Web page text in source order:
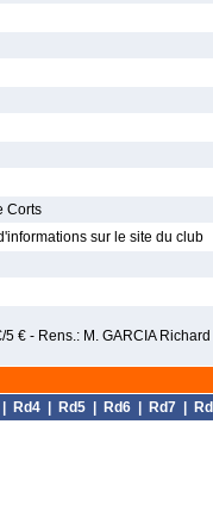
Corts
sur le site du club
€ - Rens.: M. GARCIA Richard
Rd4| Rd5| Rd6| Rd7|